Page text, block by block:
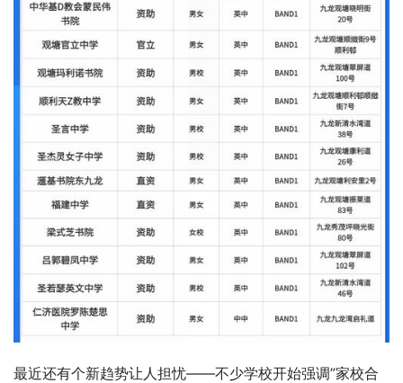
最近还有个新趋势让人担忧——不少学校开始强调”家校合